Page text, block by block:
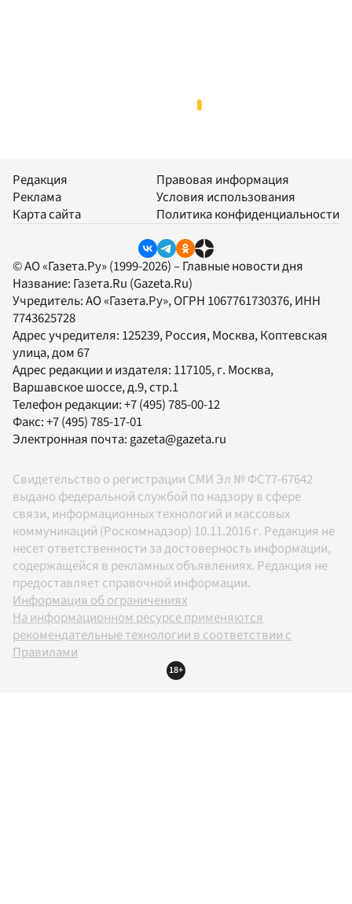
Редакция
Реклама
Карта сайта
Правовая информация
Условия использования
Политика конфиденциальности
© АО «Газета.Ру» (1999-2026) – Главные новости дня
Название: Газета.Ru (Gazeta.Ru)
Учредитель:АО «Газета.Ру», ОГРН 1067761730376, ИНН
7743625728
Адрес учредителя: 125239, Россия, Москва, Коптевская
улица, дом 67
Адрес редакции и издателя: 117105, г. Москва,
Варшавское шоссе, д.9, стр.1
Телефон редакции:+7 (495) 785-00-12
Факс:+7 (495) 785-17-01
Электронная почта:gazeta@gazeta.ru
Свидетельство о регистрации СМИ Эл № ФС77-67642
выдано федеральной службой по надзору в сфере
связи, информационных технологий и массовых
коммуникаций (Роскомнадзор) 10.11.2016 г. Редакция не
несет ответственности за достоверность информации,
содержащейся в рекламных объявлениях. Редакция не
предоставляет справочной информации.
Информация об ограничениях
На информационном ресурсе применяются
рекомендательные технологии в соответствии с
Правилами
18+